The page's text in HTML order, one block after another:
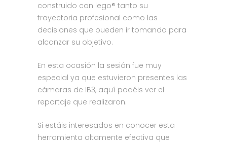
construido con lego® tanto su
trayectoria profesional como las
decisiones que pueden ir tomando para
alcanzar su objetivo.
En esta ocasión la sesión fue muy
especial ya que estuvieron presentes las
cámaras de IB3, aquí podéis ver el
reportaje que realizaron.
Si estáis interesados en conocer esta
herramienta altamente efectiva que